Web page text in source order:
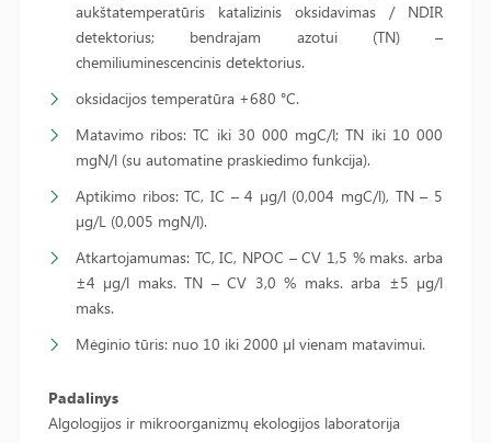
aukštatemperatūris katalizinis oksidavimas / NDIR
detektorius; bendrajam azotui (TN) –
chemiliuminescencinis detektorius.
oksidacijos temperatūra +680 °C.
Matavimo ribos: TC iki 30 000 mgC/l; TN iki 10 000
mgN/l (su automatine praskiedimo funkcija).
Aptikimo ribos: TC, IC – 4 µg/l (0,004 mgC/l), TN – 5
µg/L (0,005 mgN/l).
Atkartojamumas: TC, IC, NPOC – CV 1,5 % maks. arba
±4 µg/l maks. TN – CV 3,0 % maks. arba ±5 µg/l
maks.
Mėginio tūris: nuo 10 iki 2000 µl vienam matavimui.
Padalinys
Algologijos ir mikroorganizmų ekologijos laboratorija